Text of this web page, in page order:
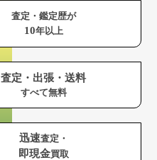
査定・鑑定歴が
10年以上
査定・出張・送料
すべて無料
迅速査定・
即現金買取